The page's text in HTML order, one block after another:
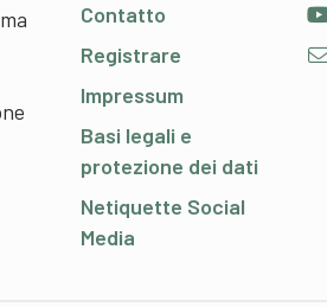
Contatto
Registrare
Impressum
Basi legali e
protezione dei dati
Netiquette Social
Media